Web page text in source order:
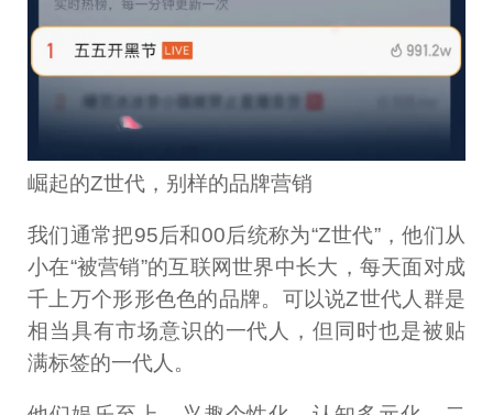
崛起的Z世代，别样的品牌营销
我们通常把95后和00后统称为“Z世代”，他们从
小在“被营销”的互联网世界中长大，每天面对成
千上万个形形色色的品牌。可以说Z世代人群是
相当具有市场意识的一代人，但同时也是被贴
满标签的一代人。